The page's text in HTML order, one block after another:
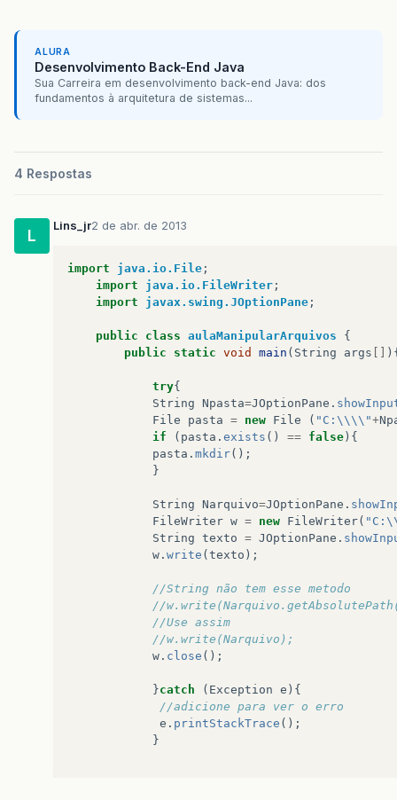
ALURA
Desenvolvimento Back-End Java
Sua Carreira em desenvolvimento back-end Java: dos
fundamentos à arquitetura de sistemas...
4 Respostas
L
Lins_jr2 de abr. de 2013
import java.io.File ;
import
java.io.FileWriter ;
import
javax.swing.JOptionPane ;
public class aulaManipularArquivos
{
public
static void main ( String args
try{
String Npasta=JOptionPane .
File
pasta = new File ( "C:\\\\"+
if
( pasta . exists () == false ){
pasta . mkdir();
}
String Narquivo=JOptionPane .
FileWriter w = new FileWriter(
String texto = JOptionPane .
w . write ( texto );
//String não tem esse metodo
//
//Use assim
//w.write(Narquivo);
w . close ();
}catch ( Exception e ){
//adicione para ver o erro
e . printStackTrace ();
}